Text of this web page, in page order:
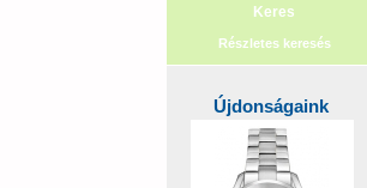
Részletes keresés
Újdonságaink